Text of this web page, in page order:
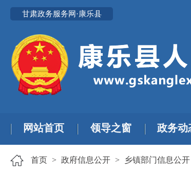
甘肃政务服务网·康乐县
网站首页 领导之窗 政务动
首页 > 政府信息公开 > 乡镇部门信息公开